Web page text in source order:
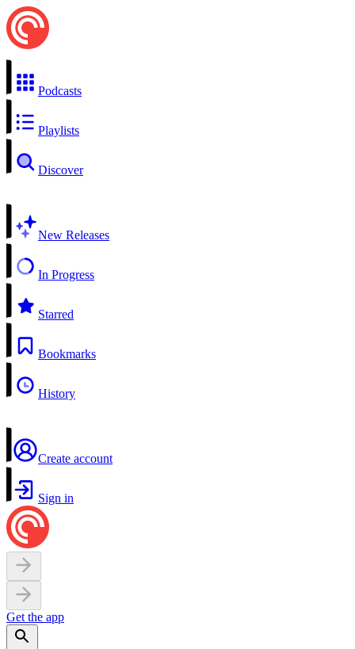
Podcasts
Playlists
Discover
New Releases
In Progress
Starred
Bookmarks
History
Create account
Sign in
Get the app